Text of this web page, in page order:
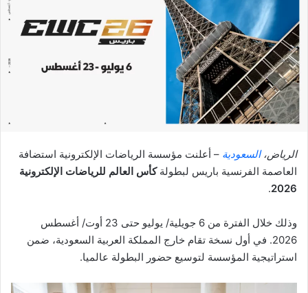
الرياض،السعودية – أعلنت مؤسسة الرياضات الإلكترونية استضافة
العاصمة الفرنسية باريس لبطولةكأس العالم للرياضات الإلكترونية
2026
.
وذلك خلال الفترة من 6 جويلية/ یوليو حتی 23 أوت/ أغسطس
2026. في أول نسخة تقام خارج المملكة العربية السعودية، ضمن
استراتيجية المؤسسة لتوسیع حضور البطولة عالميا.